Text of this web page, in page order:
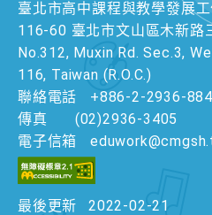
臺北市高中課程與教學發展工
116-60 臺北市文山區木新路
No.312, Muxin Rd. Sec.3,
116, Taiwan (R.O.C.)
聯絡電話
+886-2-2936-
傳真
(02)2936-3405
電子信箱
最後更新
2022-02-21